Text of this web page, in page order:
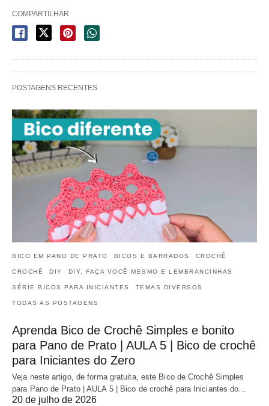
COMPARTILHAR
POSTAGENS RECENTES
BICO EM PANO DE PRATO BICOS E BARRADOS CROCHÊ
CROCHÊ DIY DIY, FAÇA VOCÊ MESMO E LEMBRANCINHAS
SÉRIE BICOS PARA INICIANTES TEMAS DIVERSOS
TODAS AS POSTAGENS
Aprenda Bico de Crochê Simples e bonito
para Pano de Prato | AULA 5 | Bico de crochê
para Iniciantes do Zero
Veja neste artigo, de forma gratuita, este Bico de Crochê Simples
para Pano de Prato | AULA 5 | Bico de crochê para Iniciantes do…
20 de julho de 2026